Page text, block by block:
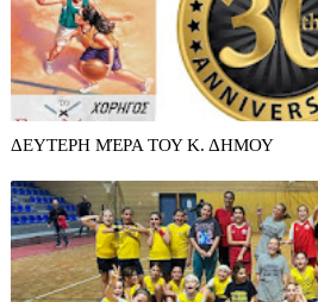
ΔΕΥΤΕΡΗ ΜΈΡΑ ΤΟΥ Κ. ΔΗΜΟΥ